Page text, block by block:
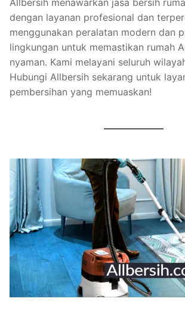
dengan layanan profesional dan
menggunakan peralatan modern dan
lingkungan untuk memastikan rumah
nyaman. Kami melayani seluruh
Hubungi Allbersih sekarang untuk
pembersihan yang memuaskan!